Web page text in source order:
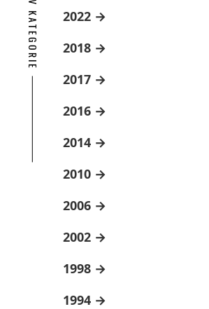
2022
2018
2017
2016
2014
2010
2006
2002
1998
1994